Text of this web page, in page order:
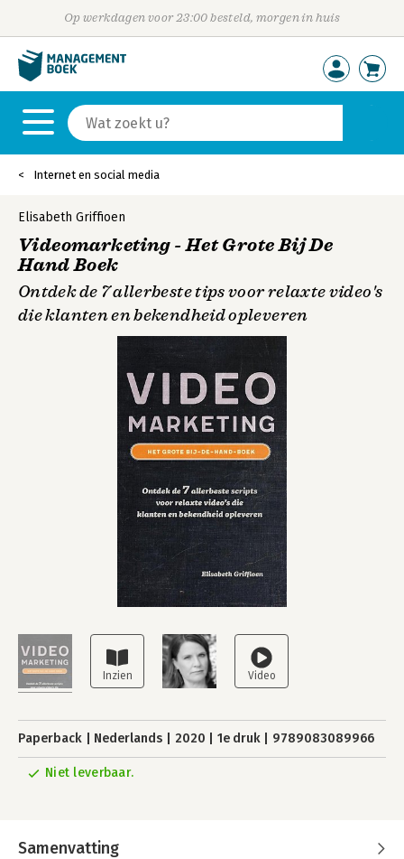
Op werkdagen voor 23:00 besteld, morgen in huis
Internet en social media
Elisabeth Griffioen
Videomarketing - Het Grote Bij De
Hand Boek
Ontdek de 7 allerbeste tips voor relaxte video's
die klanten en bekendheid opleveren
Paperback Nederlands 2020 1e druk 9789083089966
Niet leverbaar.
Samenvatting